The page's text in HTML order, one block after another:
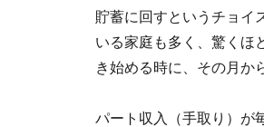
貯蓄に回すというチョイ
いる家庭も多く、驚くほ
き始める時に、その月か
パート収入（手取り）が